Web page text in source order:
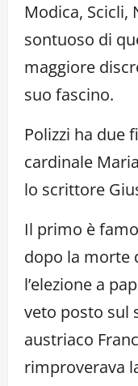
Modica, Scicli,
sontuoso di
maggiore
suo fascino.
Polizzi ha due
cardinale
lo scrittore
Il primo è
dopo la morte
l’elezione a
veto posto sul
austriaco
rimproverava